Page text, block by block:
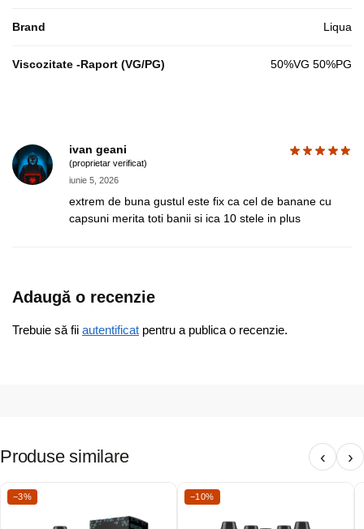
Brand Liqua
Viscozitate -Raport (VG/PG) 50%VG 50%PG
ivan geani
(proprietar verificat)
iunie 5, 2026
extrem de buna gustul este fix ca cel de banane cu
capsuni merita toti banii si ica 10 stele in plus
Adaugă o recenzie
Trebuie să fii autentificat pentru a publica o recenzie.
Produse similare ‹ ›
−3% −10%